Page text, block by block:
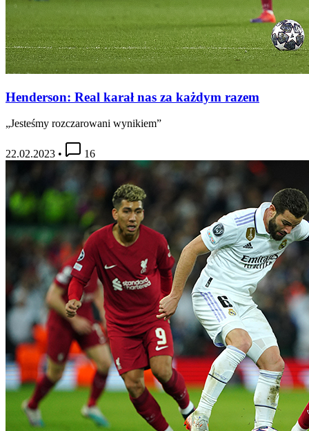
Henderson: Real karał nas za każdym razem
„Jesteśmy rozczarowani wynikiem”
22.02.2023 • 16